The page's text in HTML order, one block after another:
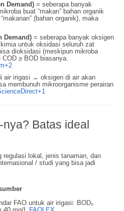
Demand) = seberapa banyak
buat “makan” bahan organik
(bahan organik), maka
Demand) = seberapa banyak oksigen
untuk oksidasi seluruh zat
dioksidasi (meskipun mikroba
≥ BOD biasanya.
+2
air irigasi → oksigen di air akan
membunuh mikroorganisme perairan
+1
nya? Batas ideal
regulasi lokal, jenis tanaman, dan
/ studi yang bisa jadi
FAO untuk air irigasi: BOD₅